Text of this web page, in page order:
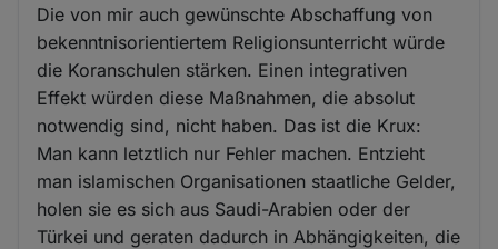
Die von mir auch gewünschte Abschaffung von
bekenntnisorientiertem Religionsunterricht würde
die Koranschulen stärken. Einen integrativen
Effekt würden diese Maßnahmen, die absolut
notwendig sind, nicht haben. Das ist die Krux:
Man kann letztlich nur Fehler machen. Entzieht
man islamischen Organisationen staatliche Gelder,
holen sie es sich aus Saudi-Arabien oder der
Türkei und geraten dadurch in Abhängigkeiten, die